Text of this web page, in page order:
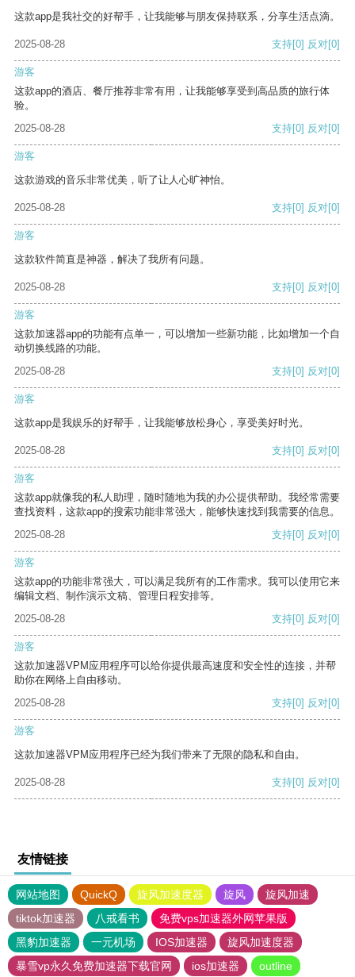
这款app是我社交的好帮手，让我能够与朋友保持联系，分享生活点滴。
2025-08-28 支持[0] 反对[0]
游客
这款app的酒店、餐厅推荐非常有用，让我能够享受到高品质的旅行体
验。
2025-08-28
支持[0] 反对[0]
游客
这款游戏的音乐非常优美，听了让人心旷神怡。
2025-08-28 支持[0] 反对[0]
游客
这款软件简直是神器，解决了我所有问题。
2025-08-28 支持[0] 反对[0]
游客
这款加速器app的功能有点单一，可以增加一些新功能，比如增加一个自
动切换线路的功能。
2025-08-28
支持[0] 反对[0]
游客
这款app是我娱乐的好帮手，让我能够放松身心，享受美好时光。
2025-08-28 支持[0] 反对[0]
游客
这款app就像我的私人助理，随时随地为我的办公提供帮助。我经常需要
查找资料，这款app的搜索功能非常强大，能够快速找到我需要的信息。
2025-08-28
支持[0] 反对[0]
游客
这款app的功能非常强大，可以满足我所有的工作需求。我可以使用它来
编辑文档、制作演示文稿、管理日程安排等。
2025-08-28
支持[0] 反对[0]
游客
这款加速器VPM应用程序可以给你提供最高速度和安全性的连接，并帮
助你在网络上自由移动。
2025-08-28
支持[0] 反对[0]
游客
这款加速器VPM应用程序已经为我们带来了无限的隐私和自由。
2025-08-28 支持[0] 反对[0]
友情链接
网站地图 QuickQ 旋风加速度器 旋风
旋风加速
tiktok加速器
八戒看书
免费vps加速器外网苹果版
黑豹加速器
一元机场 IOS加速器
旋风加速度器
暴雪vp永久免费加速器下载官网
ios加速器 outline